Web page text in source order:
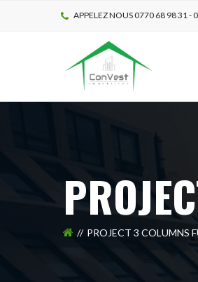
APPELEZ NOUS 0770 68 98 31 -
PROJECT 3 COLUMNS